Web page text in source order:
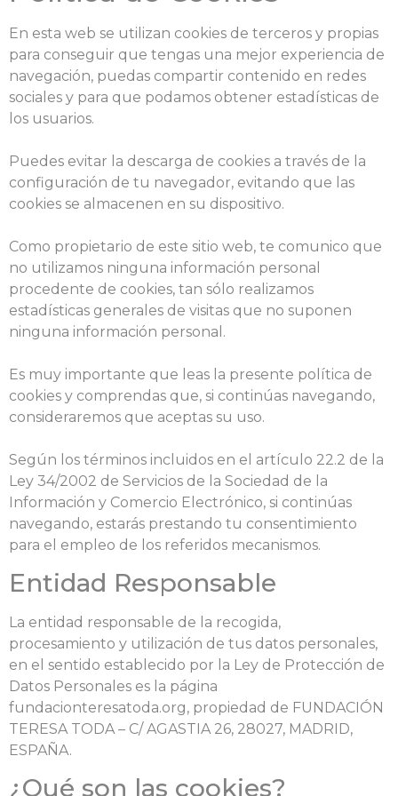
En esta web se utilizan cookies de terceros y propias
para conseguir que tengas una mejor experiencia de
navegación, puedas compartir contenido en redes
sociales y para que podamos obtener estadísticas de
los usuarios.
Puedes evitar la descarga de cookies a través de la
configuración de tu navegador, evitando que las
cookies se almacenen en su dispositivo.
Como propietario de este sitio web, te comunico que
no utilizamos ninguna información personal
procedente de cookies, tan sólo realizamos
estadísticas generales de visitas que no suponen
ninguna información personal.
Es muy importante que leas la presente política de
cookies y comprendas que, si continúas navegando,
consideraremos que aceptas su uso.
Según los términos incluidos en el artículo 22.2 de la
Ley 34/2002 de Servicios de la Sociedad de la
Información y Comercio Electrónico, si continúas
navegando, estarás prestando tu consentimiento
para el empleo de los referidos mecanismos.
Entidad Responsable
La entidad responsable de la recogida,
procesamiento y utilización de tus datos personales,
en el sentido establecido por la Ley de Protección de
Datos Personales es la página
fundacionteresatoda.org, propiedad de FUNDACIÓN
TERESA TODA – C/ AGASTIA 26, 28027, MADRID,
ESPAÑA.
¿Qué son las cookies?